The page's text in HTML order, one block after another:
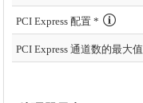
PCI Express 配置 *
PCI Express 通道数的最大值